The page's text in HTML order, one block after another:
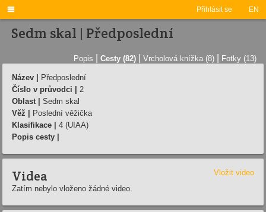
Přihlásit se EN

Sedm skal | Předposlední­
Popis Cesty (82) Vrcholová knížka (8) Fotky (13)
Název |
Předposlední­
Číslo v průvodci |
2
Oblast |
Sedm skal
Věž |
Poslední­ věžička
Klasifikace |
4 (UIAA)
Popis cesty |
Videa
Vložit video
Zatím nebylo vloženo žádné video.